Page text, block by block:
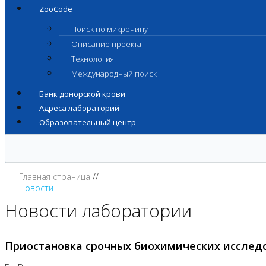
ZooCode
Поиск по микрочипу
Описание проекта
Технология
Международный поиск
Банк донорской крови
Адреса лабораторий
Образовательный центр
Главная страница
Новости
Новости лаборатории
Приостановка срочных биохимических